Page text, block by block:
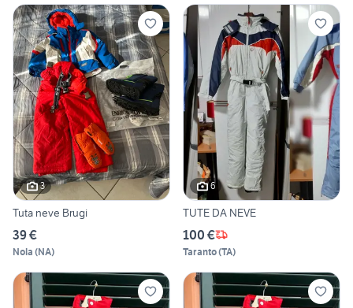
3
Tuta neve Brugi
39 €
Nola (NA)
6
TUTE DA NEVE
100 €
Taranto(TA)